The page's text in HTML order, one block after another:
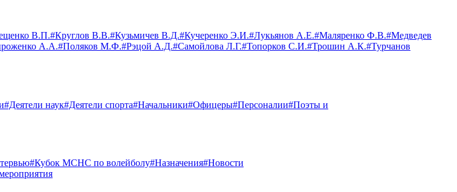
В.П.#Круглов В.В.#Кузьмичев В.Д.#Кучеренко Э.И.#Лукьянов А.Е.#Маляренко Ф.В.#Медведев
А.А.#Поляков М.Ф.#Рэцой А.Д.#Самойлова Л.Г.#Топорков С.И.#Трошин А.К.#Турчанов
#Деятели наук#Деятели спорта#Начальники#Офицеры#Персоналии#Поэты и
#Кубок МСНС по волейболу#Назначения#Новости